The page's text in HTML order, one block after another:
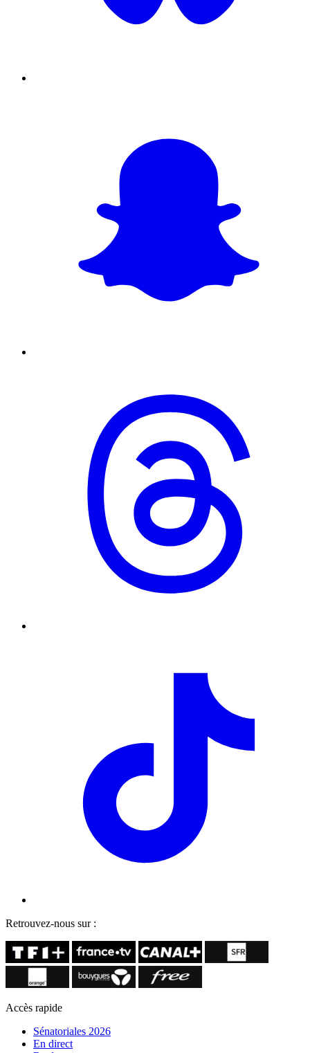
Retrouvez-nous sur :
Accès rapide
Sénatoriales 2026
En direct